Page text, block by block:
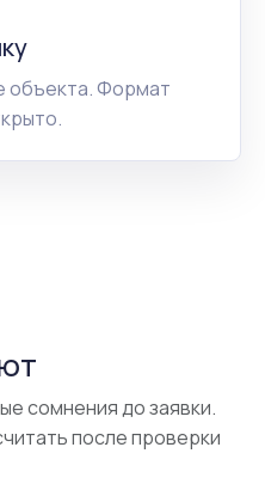
объекта. Формат
сомнения до заявки.
после проверки